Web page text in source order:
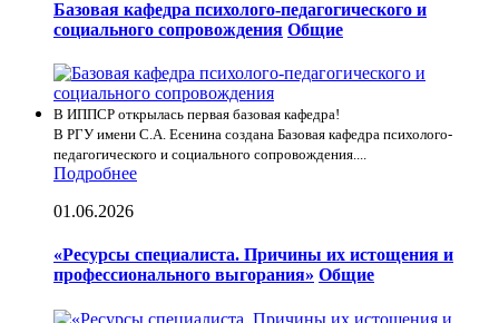
Базовая кафедра психолого-педагогического и
социального сопровождения Общие
В ИППСР открылась первая базовая кафедра!
В РГУ имени С.А. Есенина создана Базовая кафедра психолого-
педагогического и социального сопровождения....
Подробнее
01.06.2026
«Ресурсы специалиста. Причины их истощения и
профессионального выгорания» Общие